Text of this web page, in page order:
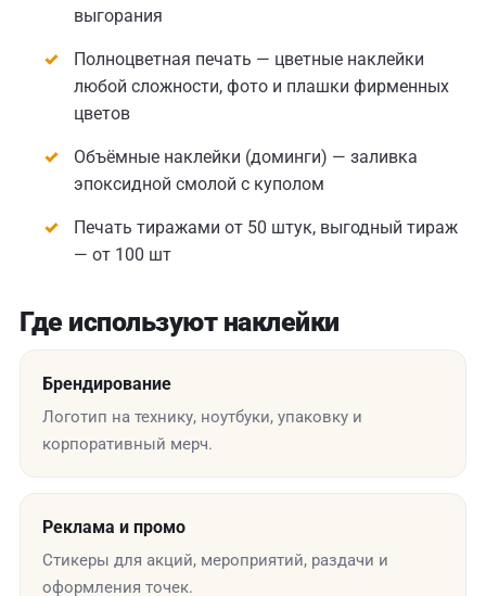
выгорания
Полноцветная печать — цветные наклейки
любой сложности, фото и плашки фирменных
цветов
Объёмные наклейки (доминги) — заливка
эпоксидной смолой с куполом
Печать тиражами от 50 штук, выгодный тираж
— от 100 шт
Где используют наклейки
Брендирование
Логотип на технику, ноутбуки, упаковку и
корпоративный мерч.
Реклама и промо
Стикеры для акций, мероприятий, раздачи и
оформления точек.